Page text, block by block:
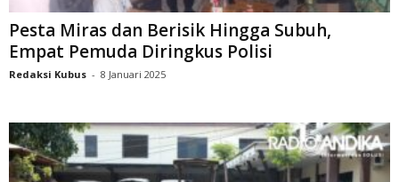
Pesta Miras dan Berisik Hingga Subuh,
Empat Pemuda Diringkus Polisi
Redaksi Kubus - 8 Januari 2025